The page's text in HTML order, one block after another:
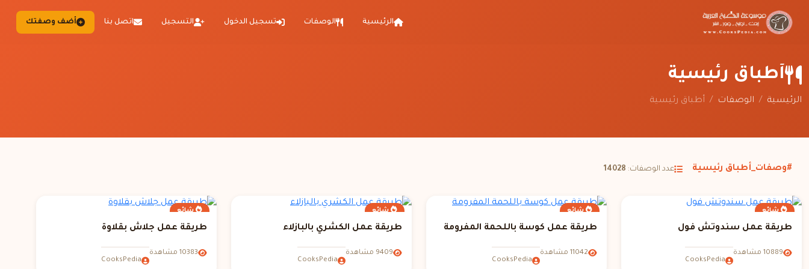
الرئيسية الوصفات تسجيل الدخول التسجيل اتصل بنا أضف وصفتك
أطباق رئيسية
الرئيسية / الوصفات / أطباق رئيسية
#وصفات_أطباق رئيسية عدد الوصفات: 14028
شائع
طريقة عمل سندوتش فول
10889 مشاهدة
CooksPedia
شائع
طريقة عمل كوسة باللحمة المفرومة
11042 مشاهدة
CooksPedia
شائع
طريقة عمل الكشري بالبازلاء
9409 مشاهدة
CooksPedia
شائع
طريقة عمل جلاش بقلاوة
10383 مشاهدة
CooksPedia